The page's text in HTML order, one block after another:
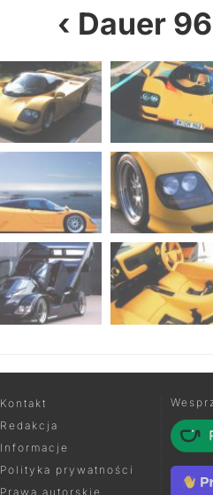
Dauer
Kontakt
Redakcja
Informacje
Polityka prywatności
Prawa autorskie